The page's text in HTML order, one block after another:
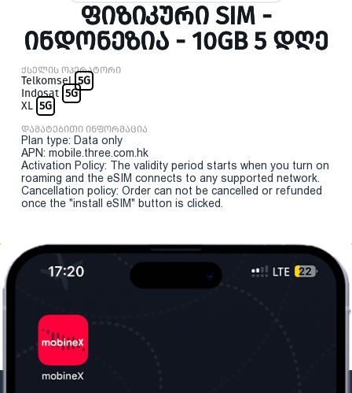
ᲤᲘᲖᲘᲙᲣᲠᲘ SIM -
ᲘᲜᲓᲝᲜᲔᲖᲘᲐ - 10GB 5 ᲓᲦᲔ
ქსელის ოპერატორი
Telkomsel 5G
Indosat 5G
XL 5G
დამატებითი ინფორმაცია
Plan type: Data only
APN: mobile.three.com.hk
Activation Policy: The validity period starts when you turn on
roaming and the eSIM connects to any supported network.
Cancellation policy: Order can not be cancelled or refunded
once the "install eSIM" button is clicked.